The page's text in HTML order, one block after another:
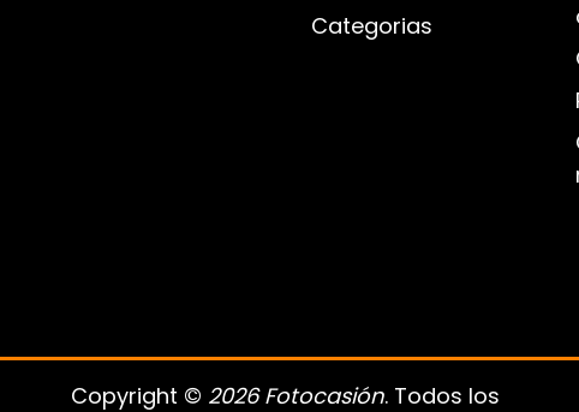
Categorias
Copyright © 2026 Fotocasión. Todos los